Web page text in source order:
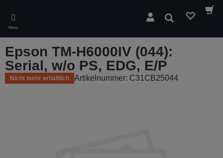
main
content
Menü
Suchen
Epson TM-H6000IV (044):
Serial, w/o PS, EDG, E/P
Nicht mehr erhältlich Artikelnummer: C31CB25044